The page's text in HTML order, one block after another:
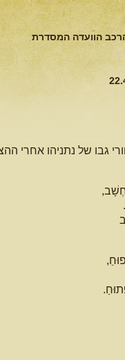
הוועדה המסדרת
גבו של נתניהו אחרי